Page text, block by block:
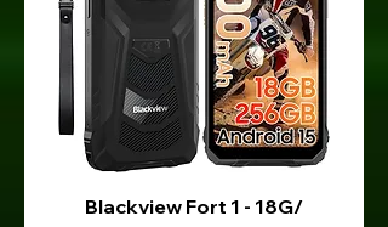
Blackview Fort 1 - 18G/